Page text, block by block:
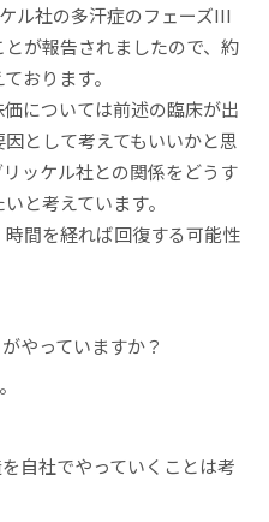
ル社の多汗症のフェーズIII
が報告されましたので、約
おります。
については前述の臨床が出
として考えてもいいかと思
ッケル社との関係をどうす
と考えています。
間を経れば回復する可能性
やっていますか？
自社でやっていくことは考